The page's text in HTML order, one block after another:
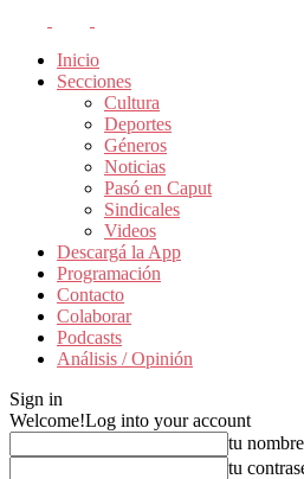
Inicio
Secciones
Cultura
Deportes
Géneros
Noticias
Pasó en Caput
Sindicales
Videos
Descargá la App
Programación
Contacto
Colaborar
Podcasts
Análisis / Opinión
Sign in
Welcome!Log into your account
tu
tu